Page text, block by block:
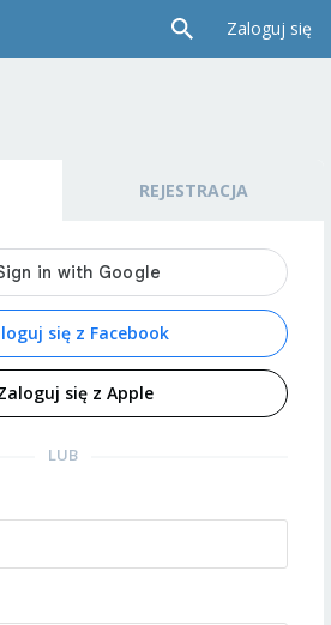
Zaloguj się
REJESTRACJA
się z Facebook
się z Apple
LUB